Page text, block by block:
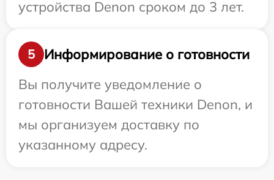
устройства Denon сроком до 3 лет.
5
Информирование о готовности
Вы получите уведомление о
готовности Вашей техники Denon, и
мы организуем доставку по
указанному адресу.